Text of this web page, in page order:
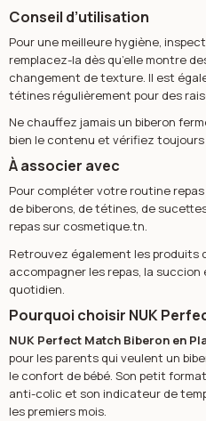
Conseil d’utilisation
Pour une meilleure hygiène,
remplacez-la dès qu’elle montre
changement de texture. Il est
tétines régulièrement pour des
Ne chauffez jamais un biberon
bien le contenu et vérifiez
À associer avec
Pour compléter votre routine
debiberons, detétines, de
repassur cosmetique.tn.
Retrouvez également les produits
accompagner les repas, la
quotidien.
Pourquoi choisir NUK
NUK Perfect Match Biberon en
pour les parents qui veulent un
le confort de bébé. Son petit
anti-colic et son indicateur de
les premiers mois.